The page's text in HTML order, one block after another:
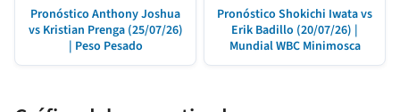
Pronóstico Anthony Joshua
vs Kristian Prenga (25/07/26)
| Peso Pesado
Pronóstico Shokichi Iwata vs
Erik Badillo (20/07/26) |
Mundial WBC Minimosca